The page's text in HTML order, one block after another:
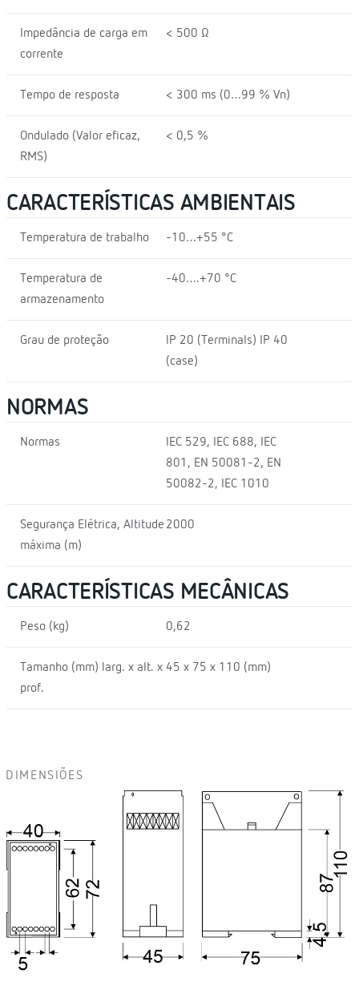
Impedância de carga em
corrente
< 500 Ω
Tempo de resposta < 300 ms (0…99 % Vn)
Ondulado (Valor eficaz,
RMS)
< 0,5 %
CARACTERÍSTICAS AMBIENTAIS
Temperatura de trabalho -10…+55 °C
Temperatura de
armazenamento
-40….+70 °C
Grau de proteção
IP 20 (Terminals) IP 40
(case)
NORMAS
Normas
IEC 529, IEC 688, IEC
801, EN 50081-2, EN
50082-2, IEC 1010
Segurança Elétrica, Altitude
máxima (m)
2000
CARACTERÍSTICAS MECÂNICAS
Peso (kg) 0,62
Tamanho (mm) larg. x alt. x
prof.
45 x 75 x 110 (mm)
DIMENSIÕES